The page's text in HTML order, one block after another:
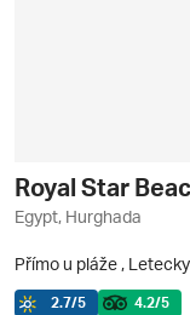
Royal Star
Egypt, Hurghada
Přímo u pláže ,
2.7/5 4.2/5